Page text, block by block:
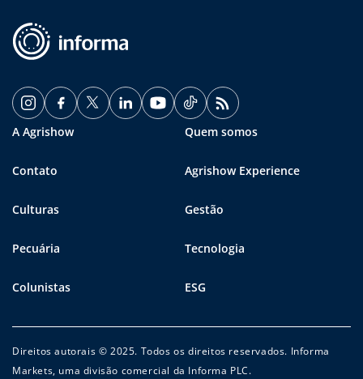
A Agrishow Quem somos
Contato Agrishow Experience
Culturas Gestão
Pecuária Tecnologia
Colunistas ESG
Direitos autorais © 2025. Todos os direitos reservados. Informa
Markets, uma divisão comercial da Informa PLC.